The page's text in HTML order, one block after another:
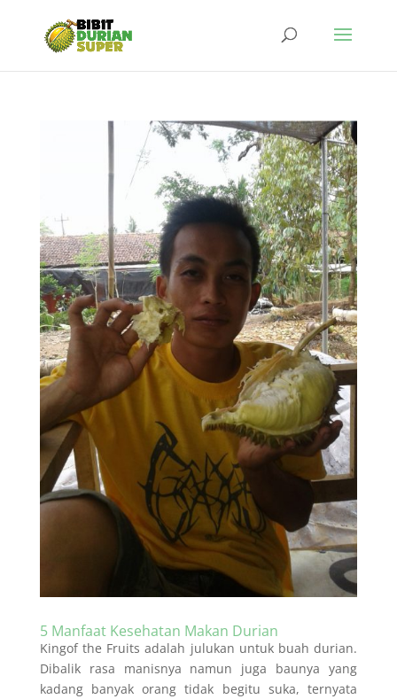
5 Manfaat Kesehatan Makan Durian
Kingof the Fruits adalah julukan untuk buah durian.
Dibalik rasa manisnya namun juga baunya yang
kadang banyak orang tidak begitu suka, ternyata